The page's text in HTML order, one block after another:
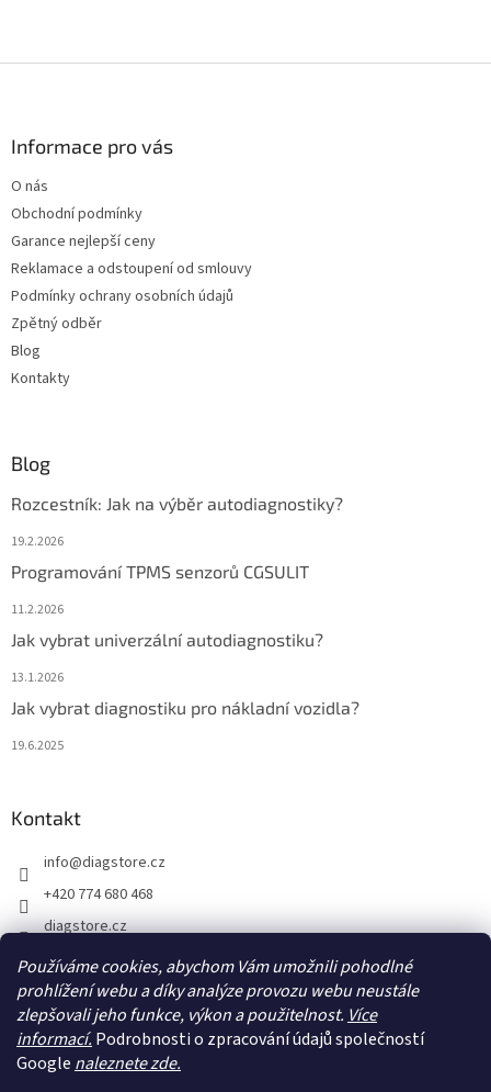
Používáme cookies, abychom Vám umožnili pohodlné
prohlížení webu a díky analýze provozu webu neustále
zlepšovali jeho funkce, výkon a použitelnost. Více
informací. Podrobnosti o zpracování údajů společností
Google naleznete zde.
Informace pro vás
O nás
Obchodní podmínky
Garance nejlepší ceny
Reklamace a odstoupení od smlouvy
Podmínky ochrany osobních údajů
Zpětný odběr
Blog
Kontakty
Blog
Rozcestník: Jak na výběr autodiagnostiky?
19.2.2026
Programování TPMS senzorů CGSULIT
11.2.2026
Jak vybrat univerzální autodiagnostiku?
13.1.2026
Jak vybrat diagnostiku pro nákladní vozidla?
19.6.2025
Kontakt
info@diagstore.cz
+420 774 680 468
diagstore.cz
diagstorecz
diagstore
@diagstorecz